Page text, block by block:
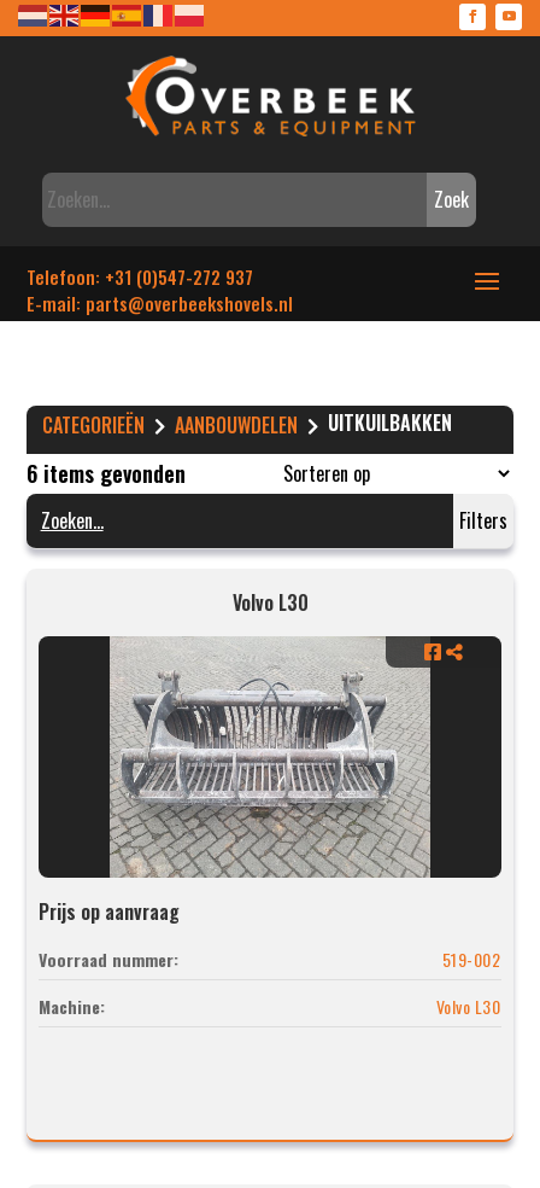
Zoek
Telefoon: +31 (0)547-272 937
E-mail: parts@overbeekshovels.nl
CATEGORIEËN AANBOUWDELEN UITKUILBAKKEN
6 items gevonden
Filters
Volvo L30
Prijs op aanvraag
Voorraad nummer:
519-002
Machine:
Volvo L30